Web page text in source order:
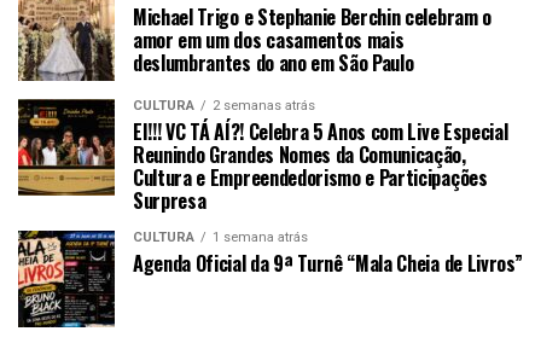
Michael Trigo e Stephanie Berchin celebram o
amor em um dos casamentos mais
deslumbrantes do ano em São Paulo
CULTURA 2 semanas atrás
EI!!! VC TÁ AÍ?! Celebra 5 Anos com Live Especial
Reunindo Grandes Nomes da Comunicação,
Cultura e Empreendedorismo e Participações
Surpresa
CULTURA 1 semana atrás
Agenda Oficial da 9ª Turnê “Mala Cheia de Livros”